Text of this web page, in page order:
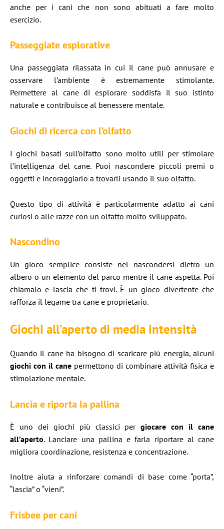
anche per i cani che non sono abituati a fare molto
esercizio.
Passeggiate esplorative
Una passeggiata rilassata in cui il cane può annusare e
osservare l’ambiente è estremamente stimolante.
Permettere al cane di esplorare soddisfa il suo istinto
naturale e contribuisce al benessere mentale.
Giochi di ricerca con l’olfatto
I giochi basati sull’olfatto sono molto utili per stimolare
l’intelligenza del cane. Puoi nascondere piccoli premi o
oggetti e incoraggiarlo a trovarli usando il suo olfatto.
Questo tipo di attività è particolarmente adatto ai cani
curiosi o alle razze con un olfatto molto sviluppato.
Nascondino
Un gioco semplice consiste nel nascondersi dietro un
albero o un elemento del parco mentre il cane aspetta. Poi
chiamalo e lascia che ti trovi. È un gioco divertente che
rafforza il legame tra cane e proprietario.
Giochi all’aperto di media intensità
Quando il cane ha bisogno di scaricare più energia, alcuni
giochi con il cane permettono di combinare attività fisica e
stimolazione mentale.
Lancia e riporta la pallina
È uno dei giochi più classici pergiocare con il cane
all’aperto. Lanciare una pallina e farla riportare al cane
migliora coordinazione, resistenza e concentrazione.
Inoltre aiuta a rinforzare comandi di base come “porta”,
“lascia” o “vieni”.
Frisbee per cani